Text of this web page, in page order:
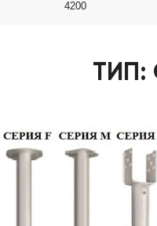
4200
ТИП: